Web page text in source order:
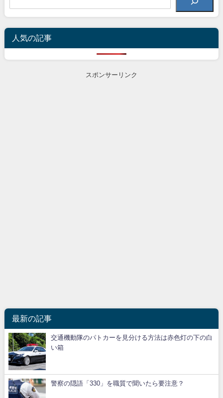
人気の記事
スポンサーリンク
最新の記事
交通機動隊のパトカーを見分ける方法は赤色灯の下の白
い箱
警察の隠語「330」を職質で聞いたら要注意？